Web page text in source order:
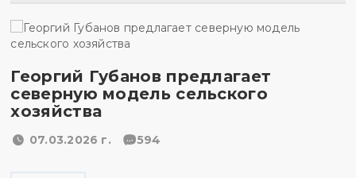
Георгий Губанов предлагает
северную модель сельского
хозяйства
07.03.2026 г. 594